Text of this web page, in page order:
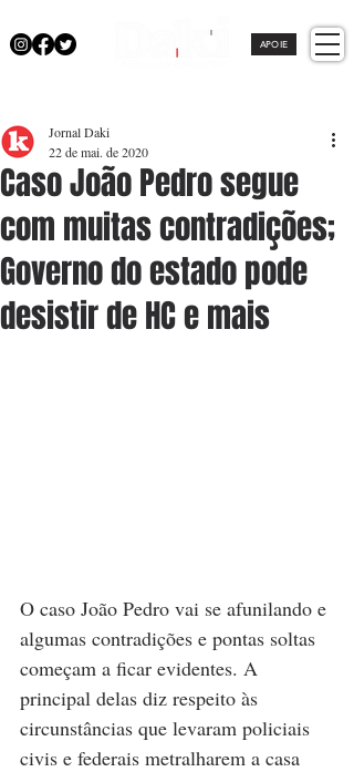
APOIE
Caso João Pedro segue
com muitas contradições;
Governo do estado pode
desistir de HC e mais
Jornal Daki
22 de mai. de 2020
O caso João Pedro vai se afunilando e
algumas contradições e pontas soltas
começam a ficar evidentes. A
principal delas diz respeito às
circunstâncias que levaram policiais
civis e federais metralharem a casa